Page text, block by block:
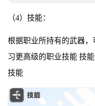
（4）技能：
根据职业所持有的武器
习更高级的职业技能 技
技能